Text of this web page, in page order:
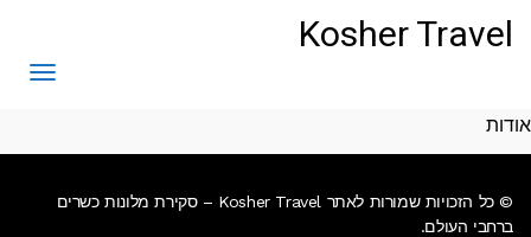
לתוכןKosher Travel
אודות
© כל הזכויות שמורות לאתר Kosher Travel – סקירת מלונות כשרים
ברחבי העולם.